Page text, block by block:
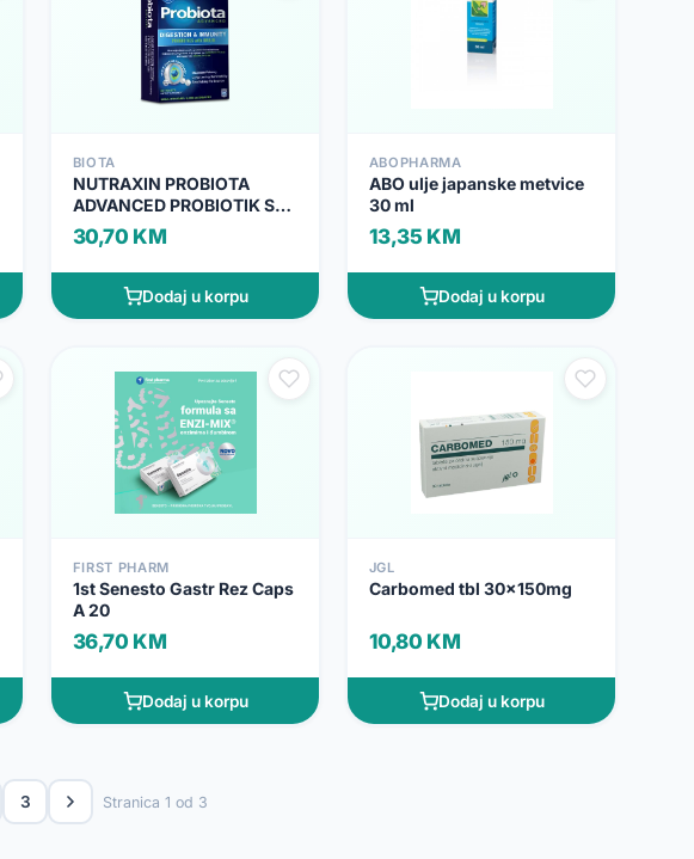
BIOTA
NUTRAXIN PROBIOTA
ADVANCED PROBIOTIK SA
INULINOM TBL A60
30,70 KM
Dodaj u korpu
ABOPHARMA
ABO ulje japanske metvice
30 ml
13,35 KM
Dodaj u korpu
FIRST PHARM
1st Senesto Gastr Rez Caps
A 20
36,70 KM
Dodaj u korpu
JGL
Carbomed tbl 30x150mg
10,80 KM
Dodaj u korpu
3 Stranica 1 od 3